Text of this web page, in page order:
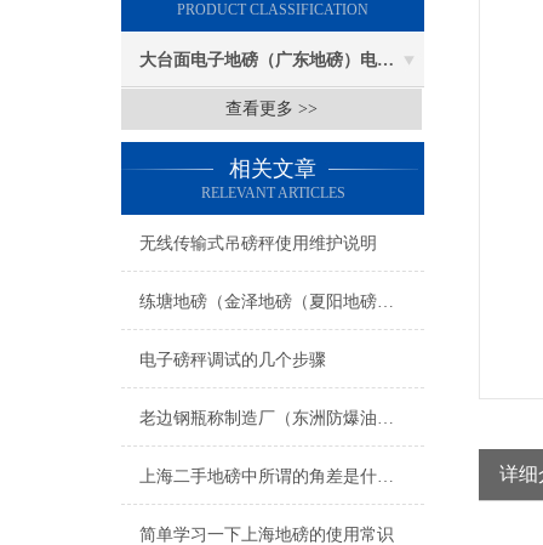
PRODUCT CLASSIFICATION
大台面电子地磅（广东地磅）电子汽车衡
查看更多 >>
相关文章
RELEVANT ARTICLES
无线传输式吊磅秤使用维护说明
练塘地磅（金泽地磅（夏阳地磅（盈浦地磅）香花桥地磅）奉贤地磅维修
电子磅秤调试的几个步骤
老边钢瓶称制造厂（东洲防爆油桶称（宽甸电子秤）太平隔爆电子磅称维修
上海二手地磅中所谓的角差是什么呢
简单学习一下上海地磅的使用常识
详细